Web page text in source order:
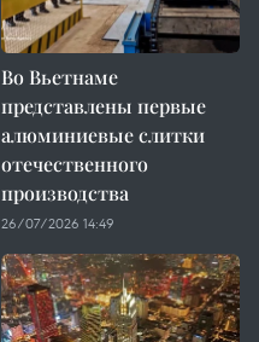
Во Вьетнаме
представлены первые
алюминиевые слитки
отечественного
производства
26/07/2026 14:49